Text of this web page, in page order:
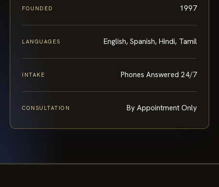
FOUNDED 1997
LANGUAGES English, Spanish, Hindi, Tamil
INTAKE Phones Answered 24/7
CONSULTATION By Appointment Only